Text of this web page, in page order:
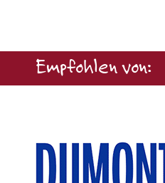
Empfohlen von: